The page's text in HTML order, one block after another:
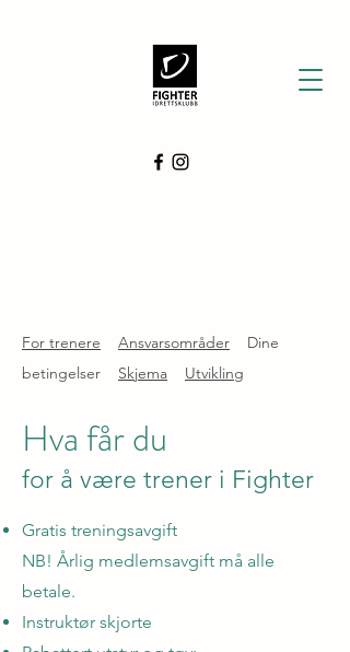
For trenere Ansvarsområder Dine
betingelser Skjema Utvikling
Hva får du
for å være trener i Fighter
Gratis treningsavgift
NB! Årlig medlemsavgift må alle
betale.
Instruktør skjorte